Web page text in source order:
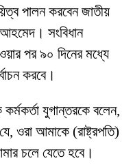
পালন করবেন জাতীয়
আহমেদ। সংবিধান
পর ৯০ দিনের মধ্যে
করবে।
যুগান্তরকে বলেন,
ওরা আমাকে (রাষ্ট্রপতি)
চলে যেতে হবে।